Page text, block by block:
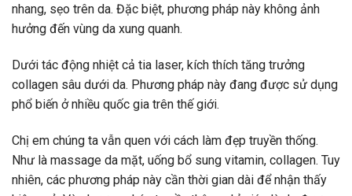
nhang, sẹo trên da. Đặc biệt, phương pháp này không ảnh
hưởng đến vùng da xung quanh.
Dưới tác động nhiệt cả tia laser, kích thích tăng trưởng
collagen sâu dưới da. Phương pháp này đang được sử dụng
phổ biến ở nhiều quốc gia trên thế giới.
Chị em chúng ta vẫn quen với cách làm đẹp truyền thống.
Như là massage da mặt, uống bổ sung vitamin, collagen. Tuy
nhiên, các phương pháp này cần thời gian dài để nhận thấy